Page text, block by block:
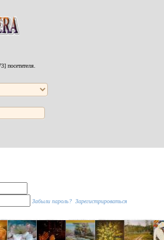
посетителя.
Забыли пароль? Зарегистрироваться